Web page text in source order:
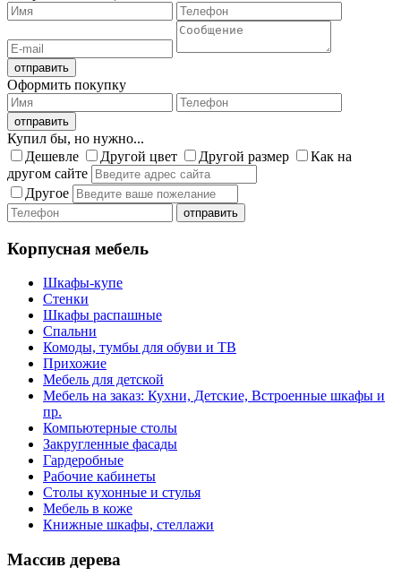
Оформить покупку
Купил бы, но нужно...
Дешевле
Другой цвет Другой размер
Как на
другом сайте
Другое
Корпусная мебель
Шкафы-купе
Стенки
Шкафы распашные
Спальни
Комоды, тумбы для обуви и ТВ
Прихожие
Мебель для детской
Мебель на заказ: Кухни, Детские, Встроенные шкафы и
пр.
Компьютерные столы
Закругленные фасады
Гардеробные
Рабочие кабинеты
Столы кухонные и стулья
Мебель в коже
Книжные шкафы, стеллажи
Массив дерева